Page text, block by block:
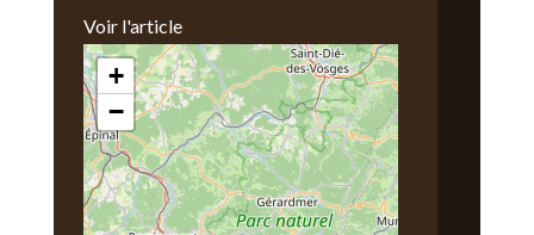
Voir l'article
Nous Trouver
+
−